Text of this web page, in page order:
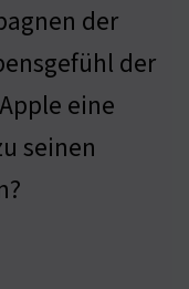
der
der
eine
seinen